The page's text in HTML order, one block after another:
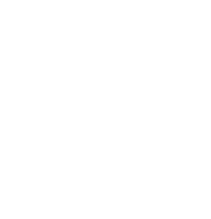
relaxed fit - ja,
du Abrand-
for at
stil og kvalitet